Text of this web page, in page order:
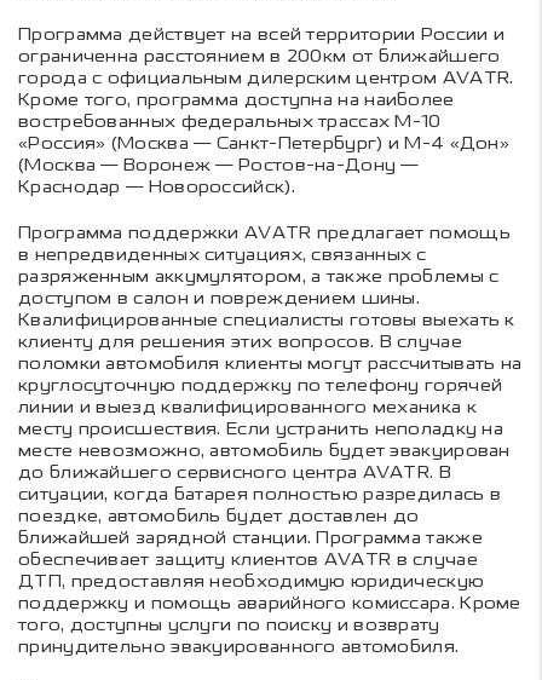
Программа действует на всей территории России и
ограниченна расстоянием в 200км от ближайшего
города с официальным дилерским центром AVATR.
Кроме того, программа доступна на наиболее
востребованных федеральных трассах М-10
«Россия» (Москва — Санкт-Петербург) и М-4 «Дон»
(Москва — Воронеж — Ростов-на-Дону —
Краснодар — Новороссийск).
Программа поддержки AVATR предлагает помощь
в непредвиденных ситуациях, связанных с
разряженным аккумулятором, а также проблемы с
доступом в салон и повреждением шины.
Квалифицированные специалисты готовы выехать к
клиенту для решения этих вопросов. В случае
поломки автомобиля клиенты могут рассчитывать на
круглосуточную поддержку по телефону горячей
линии и выезд квалифицированного механика к
месту происшествия. Если устранить неполадку на
месте невозможно, автомобиль будет эвакуирован
до ближайшего сервисного центра AVATR. В
ситуации, когда батарея полностью разредилась в
поездке, автомобиль будет доставлен до
ближайшей зарядной станции. Программа также
обеспечивает защиту клиентов AVATR в случае
ДТП, предоставляя необходимую юридическую
поддержку и помощь аварийного комиссара. Кроме
того, доступны услуги по поиску и возврату
принудительно эвакуированного автомобиля.